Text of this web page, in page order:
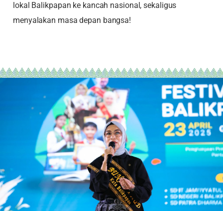
lokal Balikpapan ke kancah nasional, sekaligus
menyalakan masa depan bangsa!